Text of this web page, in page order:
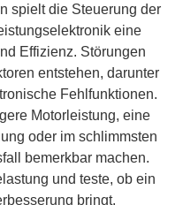
spielt die Steuerung der
eine
Effizienz. Störungen
entstehen, darunter
Fehlfunktionen.
Motorleistung, eine
oder im schlimmsten
bemerkbar machen.
und teste, ob ein
bringt.